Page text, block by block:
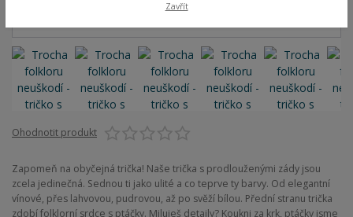
Ohodnotit produkt
Zapomeň na obyčejná trička! Naše trička s prodlouženými zády jsou
zcela jedinečná. Sednou ti jako ulité a co teprve ty barvy. Od elegantní
vínové, přes lahvovou, pudrovou, až po svěží bílou. Přední stranu trička
zdobí folklorní srdce s ptáčky. Miluješ detaily? Koukni za krk, ptáčky jsme
Zavřít